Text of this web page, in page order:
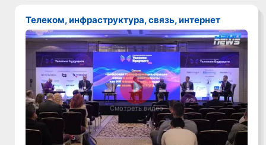
Телеком, инфраструктура, связь, интернет
Смотреть видео